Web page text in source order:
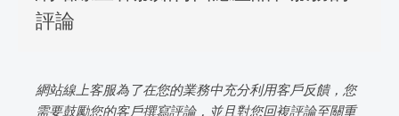
評論
網站線上客服為了在您的業務中充分利用客戶反饋，您
需要鼓勵您的客戶撰寫評論，並且對您回複評論至關重